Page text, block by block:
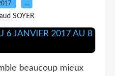
…
SOYER
beaucoup mieux